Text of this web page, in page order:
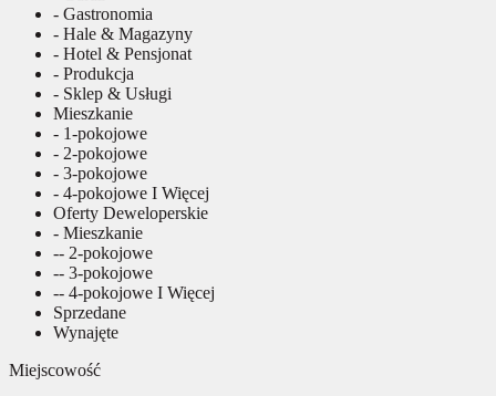
- Gastronomia
- Hale & Magazyny
- Hotel & Pensjonat
- Produkcja
- Sklep & Usługi
Mieszkanie
- 1-pokojowe
- 2-pokojowe
- 3-pokojowe
- 4-pokojowe I Więcej
Oferty Deweloperskie
- Mieszkanie
-- 2-pokojowe
-- 3-pokojowe
-- 4-pokojowe I Więcej
Sprzedane
Wynajęte
Miejscowość